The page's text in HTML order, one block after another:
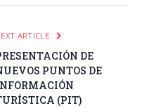
ARTICLE
DE
PUNTOS DE
(PIT)